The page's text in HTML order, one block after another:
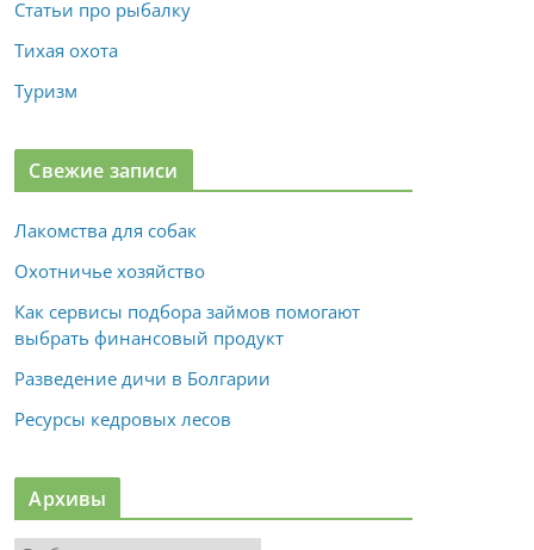
Статьи про рыбалку
Тихая охота
Туризм
Свежие записи
Лакомства для собак
Охотничье хозяйство
Как сервисы подбора займов помогают
выбрать финансовый продукт
Разведение дичи в Болгарии
Ресурсы кедровых лесов
Архивы